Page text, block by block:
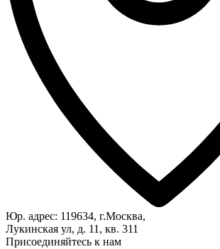
Юр. адрес: 119634, г.Москва,
Лукинская ул, д. 11, кв. 311
Присоединяйтесь к нам